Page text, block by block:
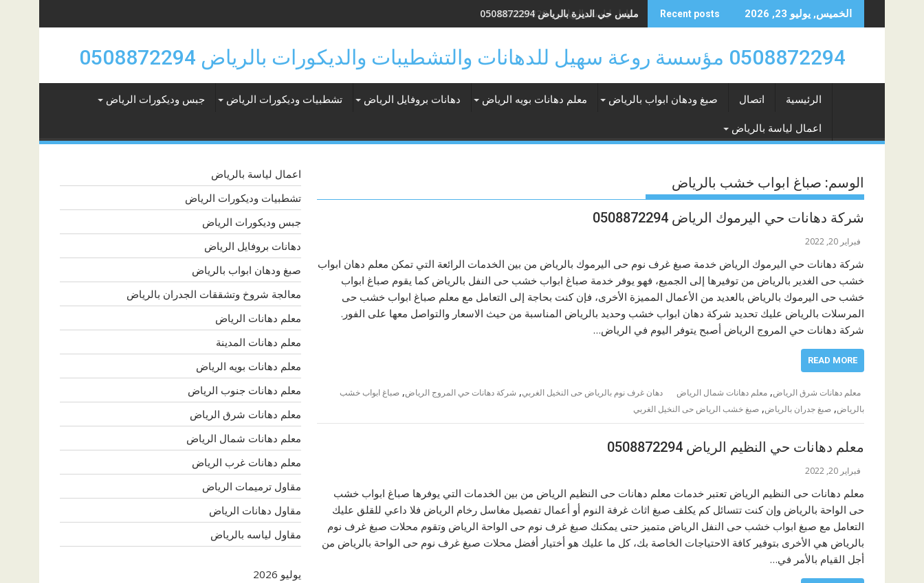
to
الخميس, يوليو 23, 2026 Recent posts مليس حي الديرة بالرياض 0508872294
0508872294 مؤسسة روعة سهيل للدهانات والتشطيبات والديكورات بالرياض 0508872294
الرئيسية اتصال صبغ ودهان ابواب بالرياض معلم دهانات بويه الرياض دهانات بروفايل الرياض تشطبيات وديكورات الرياض جبس وديكورات الرياض
اعمال لياسة بالرياض
الوسم: صباغ ابواب خشب بالرياض
شركة دهانات حي اليرموك الرياض 0508872294
فبراير 20, 2022
شركة دهانات حي اليرموك الرياض خدمة صبغ غرف نوم حى اليرموك بالرياض من بين الخدمات الرائعة التي تمكن معلم دهان ابواب
خشب حى الغدير بالرياض من توفيرها إلى الجميع، فهو يوفر خدمة صباغ ابواب خشب حى النفل بالرياض كما يقوم صباغ ابواب
خشب حى اليرموك بالرياض بالعديد من الأعمال المميزة الأخرى، فإن كنت بحاجة إلى التعامل مع معلم صباغ ابواب خشب حى
المرسلات بالرياض عليك تحديد شركة دهان ابواب خشب وحديد بالرياض المناسبة من حيث الاسعار والتواصل معها على الفور.
شركة دهانات حي المروج الرياض أصبح يتوفر اليوم في الرياض…
READ MORE
معلم دهانات شرق الرياض, معلم دهانات شمال الرياض دهان غرف نوم بالرياض حى النخيل الغربي, شركة دهانات حي المروج الرياض, صباغ ابواب خشب
بالرياض, صبغ جدران بالرياض, صبغ خشب الرياض حى النخيل الغربي
معلم دهانات حي النظيم الرياض 0508872294
فبراير 20, 2022
معلم دهانات حى النظيم الرياض تعتبر خدمات معلم دهانات حى النظيم الرياض من بين الخدمات التي يوفرها صباغ ابواب خشب
حى الواحة بالرياض وإن كنت تتسائل كم يكلف صبغ اثاث غرفة النوم أو أعمال تفصيل مغاسل رخام الرياض فلا داعي للقلق عليك
التعامل مع صبغ ابواب خشب حى النفل الرياض متميز حتى يمكنك صبغ غرف نوم حى الواحة الرياض وتقوم محلات صبغ غرف نوم
بالرياض هي الأخرى بتوفير كافة الاحتياجات الخاصة بك، كل ما عليك هو أختيار أفضل محلات صبغ غرف نوم حى الواحة بالرياض من
أجل القيام بالأمر في…
اعمال لياسة بالرياض
تشطبيات وديكورات الرياض
جبس وديكورات الرياض
دهانات بروفايل الرياض
صبغ ودهان ابواب بالرياض
معالجة شروخ وتشققات الجدران بالرياض
معلم دهانات الرياض
معلم دهانات المدينة
معلم دهانات بويه الرياض
معلم دهانات جنوب الرياض
معلم دهانات شرق الرياض
معلم دهانات شمال الرياض
معلم دهانات غرب الرياض
مقاول ترميمات الرياض
مقاول دهانات الرياض
مقاول لياسه بالرياض
يوليو 2026